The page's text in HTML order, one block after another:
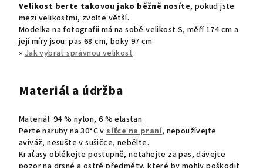
Velikost berte takovou jako běžně nosíte, pokud jste
mezi velikostmi, zvolte větší.
Modelka na fotografii má na sobě velikost S, měří 174 cm a
její míry jsou: pas 68 cm, boky 97 cm
»Jak vybrat správnou velikost
Materiál a údržba
Materiál:94 % nylon, 6 % elastan
Perte naruby na 30°C vsíťce na praní, nepoužívejte
aviváž, nesušte v sušičce, nebělte.
Kraťasy oblékejte postupně, netahejte za pas,dávejte